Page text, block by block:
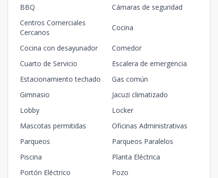
BBQ
Cámaras de seguridad
Centros Comerciales
Cercanos
Cocina
Cocina con desayunador
Comedor
Cuarto de Servicio
Escalera de emergencia
Estacionamiento techado
Gas común
Gimnasio
Jacuzi climatizado
Lobby
Locker
Mascotas permitidas
Oficinas Administrativas
Parqueos
Parqueos Paralelos
Piscina
Planta Eléctrica
Portón Eléctrico
Pozo